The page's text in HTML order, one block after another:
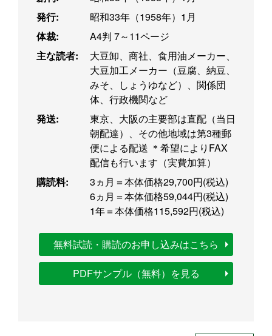
発行:
昭和33年（1958年）1月
体裁:
A4判 7～11ページ
主な読者:
大豆卸、商社、食用油メーカー、
大豆加工メーカー（豆腐、納豆、
みそ、しょうゆなど）、関係団
体、行政機関など
発送:
東京、大阪の主要部は直配（当日
朝配達）、その他地域は第3種郵
便による配送 ＊希望によりFAX
配信も行います（実費加算）
購読料:
3ヵ月＝本体価格29,700円(税込)
6ヵ月＝本体価格59,044円(税込)
1年＝本体価格115,592円(税込)
無料試読・購読のお申し込みはこちら
PDFサンプル（無料）を見る